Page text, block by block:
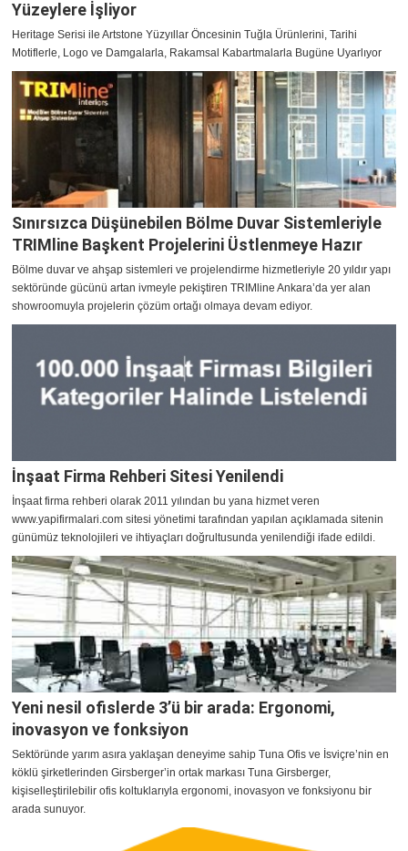
Yüzeylere İşliyor
Heritage Serisi ile Artstone Yüzyıllar Öncesinin Tuğla Ürünlerini, Tarihi
Motiflerle, Logo ve Damgalarla, Rakamsal Kabartmalarla Bugüne Uyarlıyor
Sınırsızca Düşünebilen Bölme Duvar Sistemleriyle
TRIMline Başkent Projelerini Üstlenmeye Hazır
Bölme duvar ve ahşap sistemleri ve projelendirme hizmetleriyle 20 yıldır yapı
sektöründe gücünü artan ivmeyle pekiştiren TRIMline Ankara’da yer alan
showroomuyla projelerin çözüm ortağı olmaya devam ediyor.
İnşaat Firma Rehberi Sitesi Yenilendi
​İnşaat firma rehberi olarak 2011 yılından bu yana hizmet veren
www.yapifirmalari.com sitesi yönetimi tarafından yapılan açıklamada sitenin
günümüz teknolojileri ve ihtiyaçları doğrultusunda yenilendiği ifade edildi.
Yeni nesil ofislerde 3’ü bir arada: Ergonomi,
inovasyon ve fonksiyon
Sektöründe yarım asıra yaklaşan deneyime sahip Tuna Ofis ve İsviçre’nin en
köklü şirketlerinden Girsberger’in ortak markası Tuna Girsberger,
kişiselleştirilebilir ofis koltuklarıyla ergonomi, inovasyon ve fonksiyonu bir
arada sunuyor.